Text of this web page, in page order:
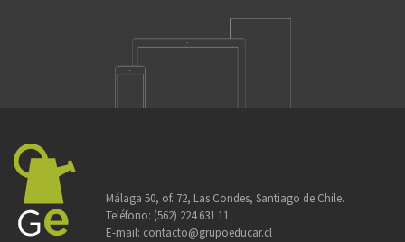
Málaga 50, of. 72, Las Condes, Santiago de Chile.
Teléfono: (562) 224 631 11
E-mail: contacto@grupoeducar.cl